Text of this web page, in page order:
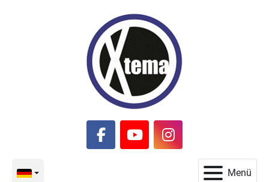
facebook
youtubeinstagram
Menü